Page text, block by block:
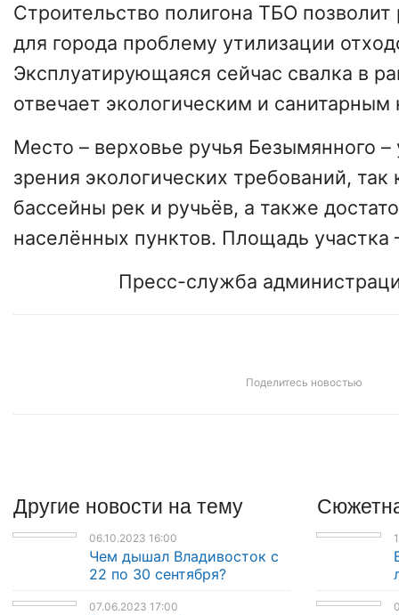
Строительство полигона ТБО
для города проблему утилизации
Эксплуатирующаяся сейчас свалка в
отвечает экологическим и
Место – верховье ручья Безымянного –
зрения экологических требований, так
бассейны рек и ручьёв, а также
населённых пунктов. Площадь участка
Пресс-служба
Поделитесь новостью
Другие новости на тему
06.10.2023 16:00
Чем дышал Владивосток с
22 по 30 сентября?
07.06.2023 17:00